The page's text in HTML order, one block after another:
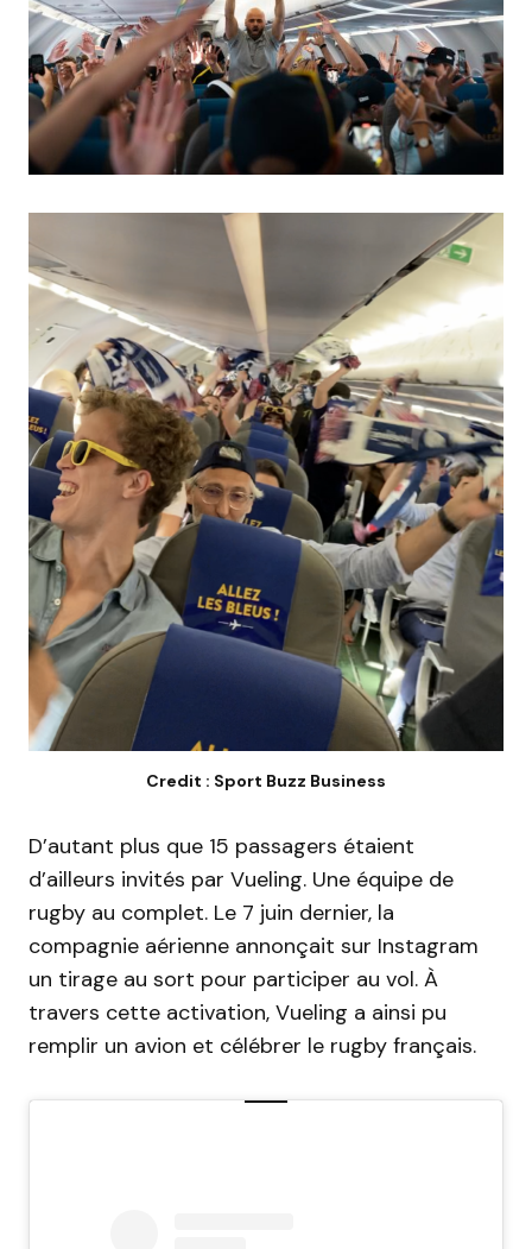
Credit : Sport Buzz Business
D’autant plus que 15 passagers étaient
d’ailleurs invités par Vueling. Une équipe de
rugby au complet. Le 7 juin dernier, la
compagnie aérienne annonçait sur Instagram
un tirage au sort pour participer au vol. À
travers cette activation, Vueling a ainsi pu
remplir un avion et célébrer le rugby français.